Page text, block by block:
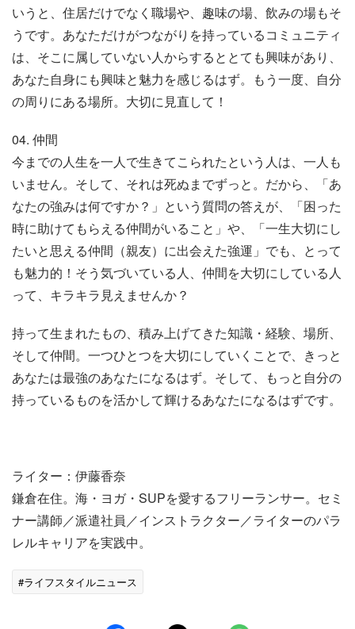
いうと、住居だけでなく職場や、趣味の場、飲みの場もそ
うです。あなただけがつながりを持っているコミュニティ
は、そこに属していない人からするととても興味があり、
あなた自身にも興味と魅力を感じるはず。もう一度、自分
の周りにある場所。大切に見直して！
04. 仲間
今までの人生を一人で生きてこられたという人は、一人も
いません。そして、それは死ぬまでずっと。だから、「あ
なたの強みは何ですか？」という質問の答えが、「困った
時に助けてもらえる仲間がいること」や、「一生大切にし
たいと思える仲間（親友）に出会えた強運」でも、とって
も魅力的！そう気づいている人、仲間を大切にしている人
って、キラキラ見えませんか？
持って生まれたもの、積み上げてきた知識・経験、場所、
そして仲間。一つひとつを大切にしていくことで、きっと
あなたは最強のあなたになるはず。そして、もっと自分の
持っているものを活かして輝けるあなたになるはずです。
ライター：伊藤香奈
鎌倉在住。海・ヨガ・SUPを愛するフリーランサー。セミ
ナー講師／派遣社員／インストラクター／ライターのパラ
レルキャリアを実践中。
#ライフスタイルニュース